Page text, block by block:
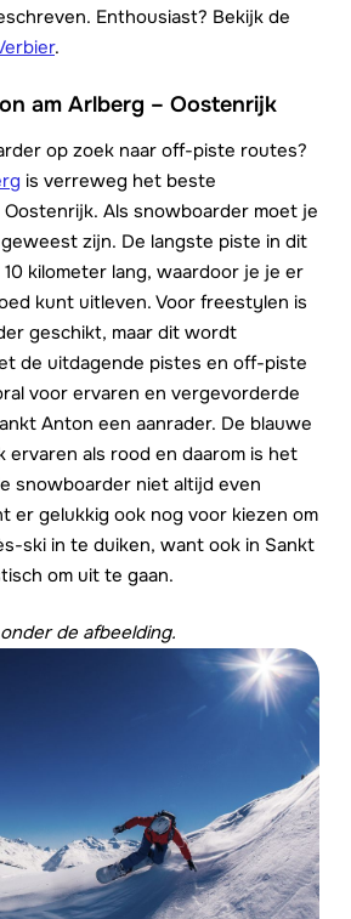
Enthousiast? Bekijk de
.
am Arlberg – Oostenrijk
op zoek naar off-piste routes?
is verreweg het beste
Als snowboarder moet je
zijn. De langste piste in dit
kilometer lang, waardoor je je er
kunt uitleven. Voor freestylen is
geschikt, maar dit wordt
de uitdagende pistes en off-piste
voor ervaren en vergevorderde
Anton een aanrader. De blauwe
ervaren als rood en daarom is het
snowboarder niet altijd even
er gelukkig ook nog voor kiezen om
ski in te duiken, want ook in Sankt
om uit te gaan.
de afbeelding.